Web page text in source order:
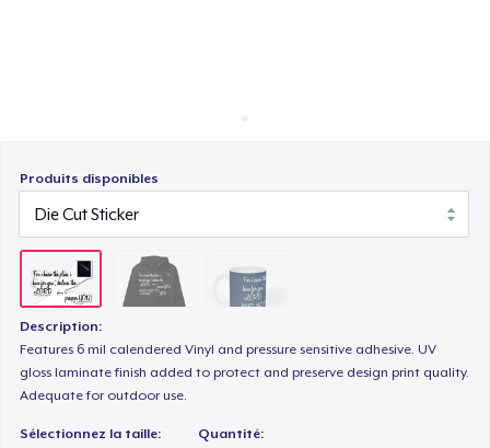
Produits disponibles
Description:
Features 6 mil calendered Vinyl and pressure sensitive adhesive. UV
gloss laminate finish added to protect and preserve design print quality.
Adequate for outdoor use.
Sélectionnez la taille: Quantité: